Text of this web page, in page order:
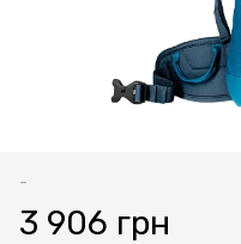
-
3 906 грн